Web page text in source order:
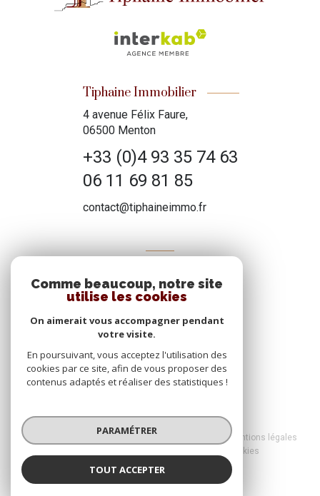
Tiphaine Immobilier
4 avenue Félix Faure,
06500 Menton
+33 (0)4 93 35 74 63
06 11 69 81 85
contact@tiphaineimmo.fr
Nous adhérons
© 2026 | Tous droits réservés
Mentions légales
Cookies
Comme beaucoup, notre site
utilise les cookies
On aimerait vous accompagner pendant
votre visite.
En poursuivant, vous acceptez l'utilisation des
cookies par ce site, afin de vous proposer des
contenus adaptés et réaliser des statistiques !
PARAMÉTRER
TOUT ACCEPTER